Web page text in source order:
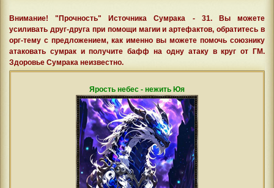
Внимание! "Прочность" Источника Сумрака - 31. Вы можете
усиливать друг-друга при помощи магии и артефактов, обратитесь в
орг-тему с предложением, как именно вы можете помочь союзнику
атаковать сумрак и получите бафф на одну атаку в круг от ГМ.
Здоровье Сумрака неизвестно.
Ярость небес - нежить Юя